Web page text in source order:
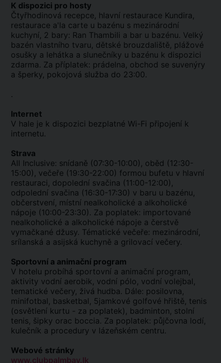
K dispozici pro hosty
Čtyřhodinová recepce, hlavní restaurace Kundira,
restaurace a'la carte u bazénu s mezinárodní
kuchyní, 2 bary: Ran Thambili a bar u bazénu. Velký
bazén vlastního tvaru, dětské brouzdaliště, plážové
osušky a lehátka a slunečníky u bazénu k dispozici
zdarma. Za příplatek: prádelna, obchod se suvenýry
a šperky, pokojová služba do 23:00.
.
Internet
V hale je k dispozici bezplatné Wi-Fi připojení k
internetu.
Strava
All Inclusive: snídaně (07:30-10:00), oběd (12:30-
15:00), večeře (19:30-22:00) formou bufetu v hlavní
restauraci, dopolední svačina (11:00-12:00),
odpolední svačina (16:30-17:30) v baru u bazénu,
občerstvení, místní nealkoholické a alkoholické
nápoje (10:00-23:30). Za poplatek: importované
nealkoholické a alkoholické nápoje a čerstvě
vymačkané džusy. Tématické večeře: mezinárodní,
srílanská a asijská kuchyně a grilovací večery.
Sportovní a animační program
V hotelu probíhá sportovní a animační program,
aktivity vodní aerobik, vodní pólo, vodní volejbal,
tematické večery, živá hudba. Dále: posilovna,
minifotbal, basketbal, 5jamkové golfové hřiště, tenis
(osvětlení kurtu - za poplatek), badminton, stolní
tenis, šipky orac boccia. Za poplatek: půjčovna lodí,
kulečník a procedury v lázeňském centru.
Webové stránky
www.clubpalmbay.lk